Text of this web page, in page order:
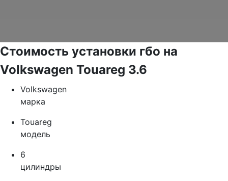
Стоимость установки гбо на
Volkswagen Touareg 3.6
Volkswagen
марка
Touareg
модель
6
цилиндры